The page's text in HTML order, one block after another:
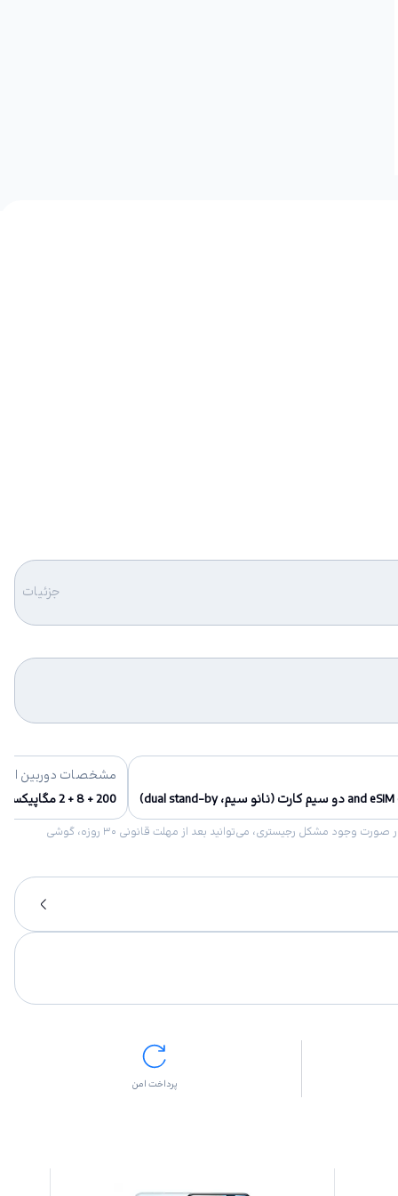
جزئیات
مشخصات دوربین
200 + 8 + 2 مگاپیکسل, 200 مگاپیکسلی (عریض)، 8 مگاپیکسلی (فوق عریض)، 2 مگاپیکسلی (ماکرو)
امکان برگشت کالا در گروه موبایل با دلیل “انصراف از خرید“ تنها در صورتی مورد قبول است که پلمب کالا باز نشده باشد. تمام گوشی‌های جی‌اس‌ام ضمانت رجیستری دارند. در صورت وجود مشکل رجیستری، می‌توانید بعد از مهلت قانونی ۳۰ روزه، گوشی
پرداخت امن